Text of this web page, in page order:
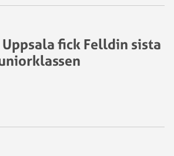
fick Felldin sista